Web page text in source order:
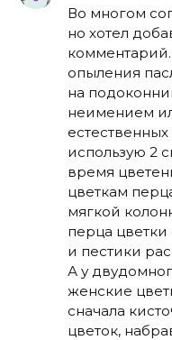
Во многом
но хотел
опыления
на
неимением
использую 2
время
цветкам
мягкой
перца
и пестики
А у
женские
сначала
цветок,